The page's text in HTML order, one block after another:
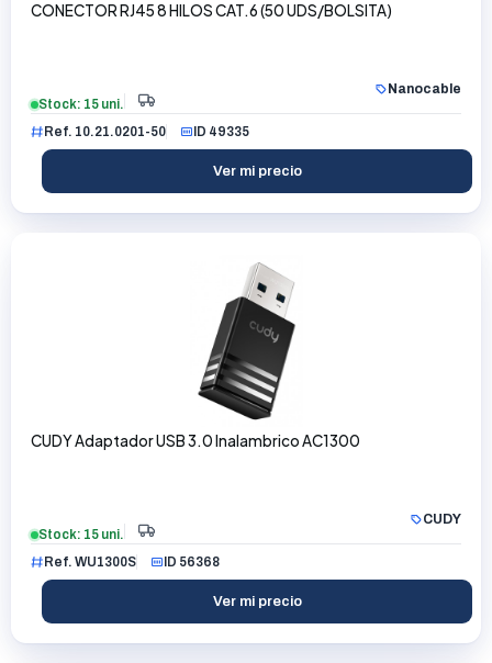
CONECTOR RJ45 8 HILOS CAT.6 (50 UDS/BOLSITA)
Nanocable
Stock: 15 uni.
Ref. 10.21.0201-50
ID 49335
Ver mi precio
CUDY Adaptador USB 3.0 Inalambrico AC1300
CUDY
Stock: 15 uni.
Ref. WU1300S
ID 56368
Ver mi precio